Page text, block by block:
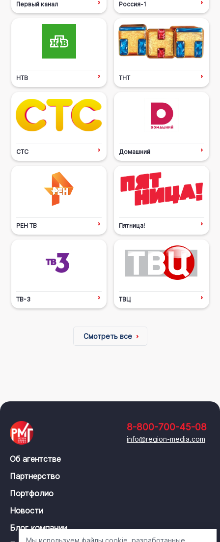
Первый канал Россия-1
НТВ ТНТ
СТС Домашний
РЕН ТВ Пятница!
ТВ-3 ТВЦ
Смотреть все
8-800-700-45-08
info@region-media.com
Об агентстве
Партнерство
Портфолио
Новости
Блог компании
Мы используем файлы cookie, разработанные